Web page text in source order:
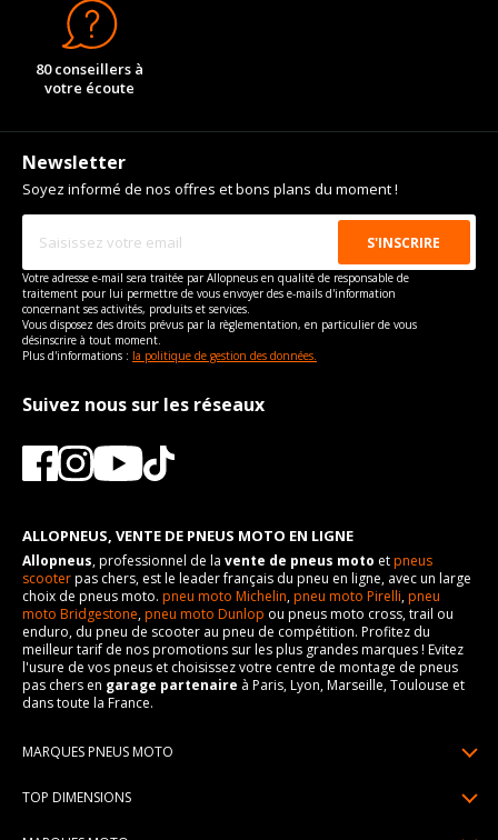
80 conseillers à
votre écoute
Newsletter
Soyez informé de nos offres et bons plans du moment !
Votre adresse e-mail sera traitée par Allopneus en qualité de responsable de
traitement pour lui permettre de vous envoyer des e-mails d'information
concernant ses activités, produits et services.
Vous disposez des droits prévus par la règlementation, en particulier de vous
désinscrire à tout moment.
Plus d'informations : la politique de gestion des données.
Suivez nous sur les réseaux
ALLOPNEUS, VENTE DE PNEUS MOTO EN LIGNE
Allopneus, professionnel de la vente de pneus moto etpneus
scooterpas chers, est le leader français du pneu en ligne, avec un large
choix de pneus moto. pneu moto Michelin,pneu moto Pirelli,pneu
moto Bridgestone,pneu moto Dunlop ou pneus moto cross, trail ou
enduro, du pneu de scooter au pneu de compétition. Profitez du
meilleur tarif de nos promotions sur les plus grandes marques ! Evitez
l'usure de vos pneus et choisissez votre centre de montage de pneus
pas chers en garage partenaire à Paris, Lyon, Marseille, Toulouse et
dans toute la France.
MARQUES PNEUS MOTO
TOP DIMENSIONS